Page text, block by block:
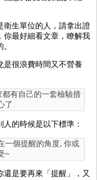
衛生單位的人，請拿出證
你最好細看文章，瞭解我
是很浪費時間又不營養
有自己的一套檢驗措
了
的時候是以下標準：
一個提醒的角度, 你或
~
還是要再來「提醒」，又